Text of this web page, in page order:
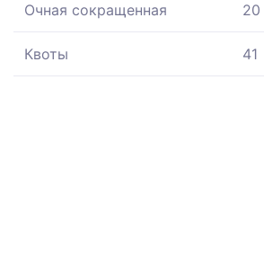
Очная сокращенная 20
Квоты 41